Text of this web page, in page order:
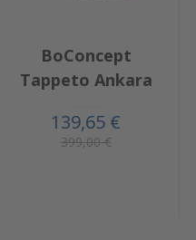
BoConcept
Tappeto Ankara
139,65 €
399,00 €